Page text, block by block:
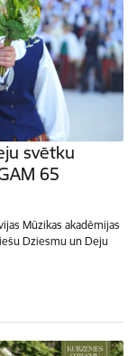
svētku
65
Mūzikas akadēmijas
Dziesmu un Deju